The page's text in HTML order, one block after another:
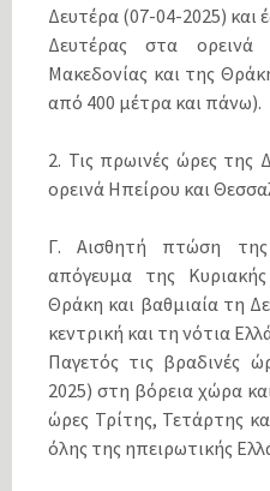
Δευτέρα (07-04-2025) και
Δευτέρας στα
Μακεδονίας και της
από 400 μέτρα και πάνω).
2. Τις πρωινές ώρες της
ορεινά Ηπείρου και
Γ. Αισθητή πτώση
απόγευμα της
Θράκη και βαθμιαία τη
κεντρική και τη νότια
Παγετός τις βραδινές
2025) στη βόρεια χώρα
ώρες Τρίτης, Τετάρτης
όλης της ηπειρωτικής